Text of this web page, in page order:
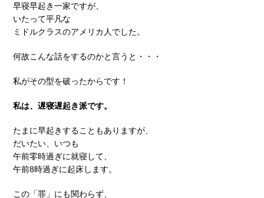
早寝早起き一家ですが、
いたって平凡な
ミドルクラスのアメリカ人でした。
何故こんな話をするのかと言うと・・・
私がその型を破ったからです！
私は、遅寝遅起き派です。
たまに早起きすることもありますが、
だいたい、いつも
午前零時過ぎに就寝して、
午前8時過ぎに起床します。
この「罪」にも関わらず、